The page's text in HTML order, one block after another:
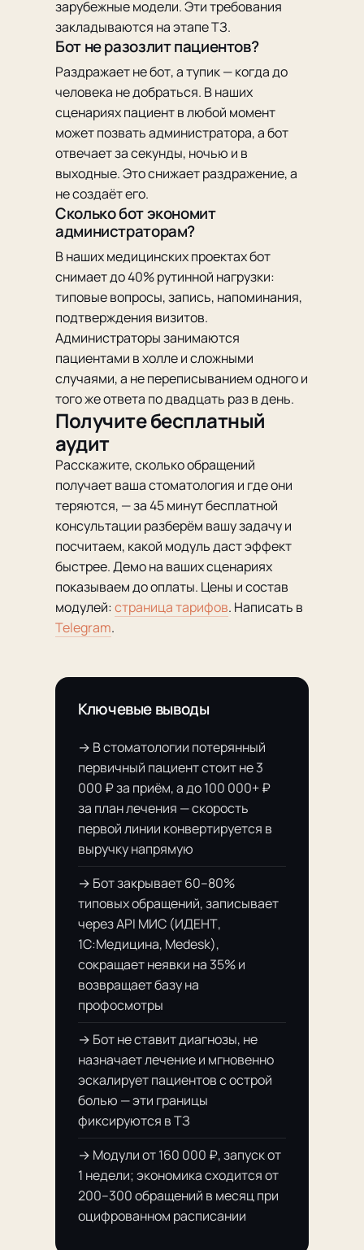
зарубежные модели. Эти требования
закладываются на этапе ТЗ.
Бот не разозлит пациентов?
Раздражает не бот, а тупик — когда до
человека не добраться. В наших
сценариях пациент в любой момент
может позвать администратора, а бот
отвечает за секунды, ночью и в
выходные. Это снижает раздражение, а
не создаёт его.
Сколько бот экономит
администраторам?
В наших медицинских проектах бот
снимает до 40% рутинной нагрузки:
типовые вопросы, запись, напоминания,
подтверждения визитов.
Администраторы занимаются
пациентами в холле и сложными
случаями, а не переписыванием одного и
того же ответа по двадцать раз в день.
Получите бесплатный
аудит
Расскажите, сколько обращений
получает ваша стоматология и где они
теряются, — за 45 минут бесплатной
консультации разберём вашу задачу и
посчитаем, какой модуль даст эффект
быстрее. Демо на ваших сценариях
показываем до оплаты. Цены и состав
модулей:страница тарифов. Написать в
Telegram.
Ключевые выводы
→ В стоматологии потерянный
первичный пациент стоит не 3
000 ₽ за приём, а до 100 000+ ₽
за план лечения — скорость
первой линии конвертируется в
выручку напрямую
→ Бот закрывает 60–80%
типовых обращений, записывает
через API МИС (ИДЕНТ,
1С:Медицина, Medesk),
сокращает неявки на 35% и
возвращает базу на
профосмотры
→ Бот не ставит диагнозы, не
назначает лечение и мгновенно
эскалирует пациентов с острой
болью — эти границы
фиксируются в ТЗ
→ Модули от 160 000 ₽, запуск от
1 недели; экономика сходится от
200–300 обращений в месяц при
оцифрованном расписании